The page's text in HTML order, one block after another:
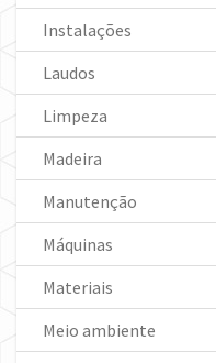
Instalações
Laudos
Limpeza
Madeira
Manutenção
Máquinas
Materiais
Meio ambiente